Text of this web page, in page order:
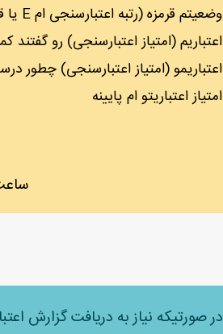
وضعیتم قرمزه (رتبه اعتبارسنجی ام E یا قرمز است)
اعتباریم (امتیاز اعتبارسنجی) رو گفتند
اعتباریمو (امتیاز اعتبارسنجی) چطور
امتیاز اعتباریتو ام پایینه
ساعت
در صورتیکه نیاز به دریافت گزارش